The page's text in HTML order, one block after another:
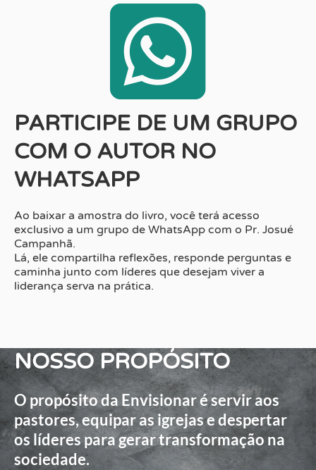
PARTICIPE DE UM GRUPO
COM O AUTOR NO
WHATSAPP
Ao baixar a amostra do livro, você terá acesso
exclusivo a um grupo de WhatsApp com o Pr. Josué
Campanhã.
Lá, ele compartilha reflexões, responde perguntas e
caminha junto com líderes que desejam viver a
liderança serva na prática.
NOSSO PROPÓSITO
O propósito da Envisionar é servir aos
pastores, equipar as igrejas e despertar
os líderes para gerar transformação na
sociedade.